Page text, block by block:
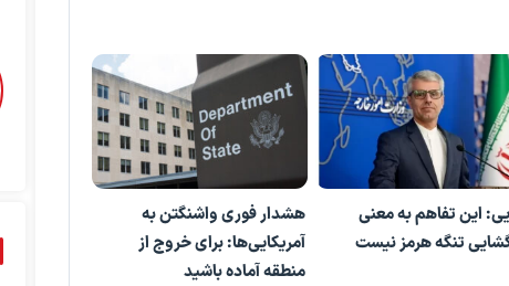
این تفاهم به معنی
تنگه هرمز نیست
هشدار فوری واشنگتن به
آمریکایی‌ها: برای خروج از
منطقه آماده باشید